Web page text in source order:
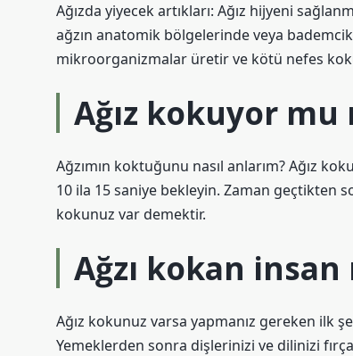
Ağızda yiyecek artıkları: Ağız hijyeni
ağzın anatomik bölgelerinde veya
mikroorganizmalar üretir ve kötü nefes
Ağız kokuyor mu
Ağzımın koktuğunu nasıl anlarım? Ağız
10 ila 15 saniye bekleyin. Zaman geçtikten
kokunuz var demektir.
Ağzı kokan insan
Ağız kokunuz varsa yapmanız gereken ilk
Yemeklerden sonra dişlerinizi ve dilinizi